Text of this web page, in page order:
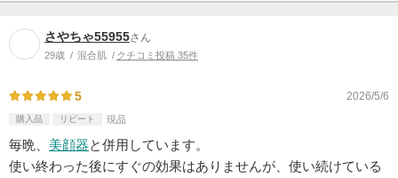
さやちゃ55955さん
29歳 混合肌 クチコミ投稿 35件
5 2026/5/6
購入品 リピート 現品
毎晩、 美顔器と併用しています。
使い終わった後にすぐの効果はありませんが、使い続けている